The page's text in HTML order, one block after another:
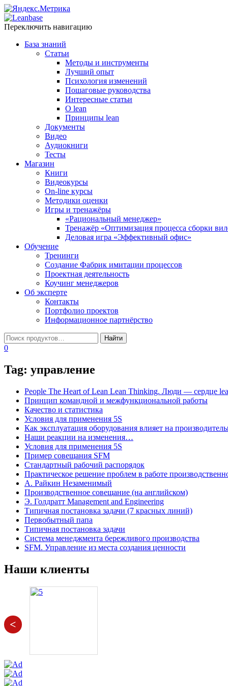
Переключить навигацию
База знаний
Статьи
Методы и инструменты
Лучший опыт
Психология изменений
Пошаговые руководства
Интересные статьи
O lean
Принципы lean
Документы
Видео
Аудиокниги
Тесты
Магазин
Книги
Видеокурсы
On-line курсы
Методики оценки
Игры и тренажёры
«Рациональный менеджер»
Тренажёр «Оптимизация процесса сборки
Деловая игра «Эффективный офис»
Обучение
Тренинги
Создание Фабрик имитации процессов
Проектная деятельность
Коучинг менеджеров
Об эксперте
Контакты
Портфолио проектов
Информационное партнёрство
0
Tag: управление
People The Heart of Lean Lean Thinking. Люди — сердце
Принцип командной и межфункциональной работы
Качество и статистика
Условия для применения 5S
Как эксплуатация оборудования влияет на
Наши реакции на изменения…
Условия для применения 5S
Пример совещания SFM
Стандартный рабочий распорядок
Практическое решение проблем в работе
А. Райкин Незаменимый
Производственное совещание (на английском)
Э. Голдратт Management and Engineering
Типичная постановка задачи (7 красных линий)
Первобытный папа
Типичная постановка задачи
Система менеджмента бережливого производства
SFM. Управление из места создания ценности
Наши клиенты
<